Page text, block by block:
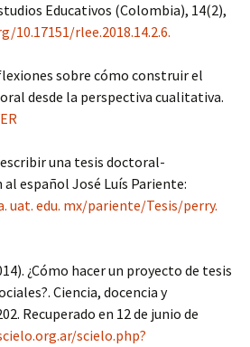
Educativos (Colombia), 14(2),
10.17151/rlee.2018.14.2.6.
sobre cómo construir el
desde la perspectiva cualitativa.
escribir una tesis doctoral-
español José Luís Pariente:
uat. edu. mx/pariente/Tesis/perry.
¿Cómo hacer un proyecto de tesis
Ciencia, docencia y
Recuperado en 12 de junio de
scielo.php?